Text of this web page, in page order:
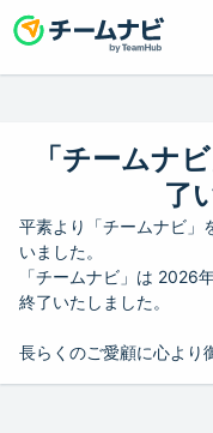
「チームナ
了
平素より「チームナビ」
いました。
「チームナビ」は 2026
終了いたしました。
長らくのご愛顧に心より